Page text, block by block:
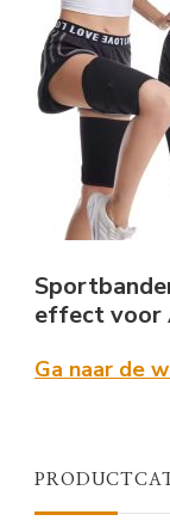
effect voor
Ga naar de